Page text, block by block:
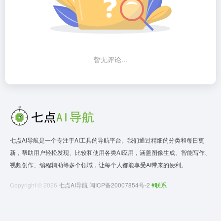
暂无评论...
七点AI导航是一个专注于AI工具的导航平台。我们通过精细的分类和每日更
新，帮助用户轻松发现、比较和使用各类AI应用，涵盖图像生成、智能写作、
视频创作、编程辅助等多个领域，让每个人都能享受AI带来的便利。
Copyright © 2026 七点AI导航 闽ICP备20007854号-2 #联系